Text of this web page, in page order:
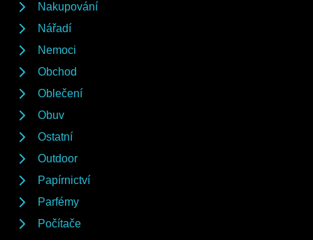
Nakupování
Nářadí
Nemoci
Obchod
Oblečení
Obuv
Ostatní
Outdoor
Papírnictví
Parfémy
Počítače